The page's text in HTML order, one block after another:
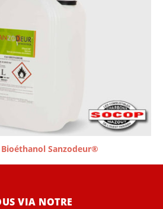
Sanzodeur®
VIA NOTRE